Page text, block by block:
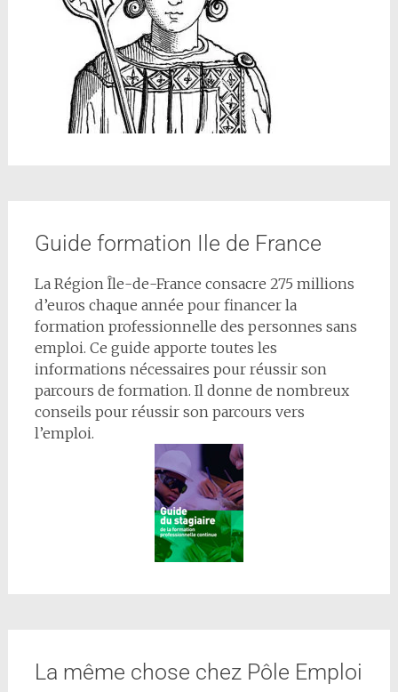
Guide formation Ile de France
La Région Île-de-France consacre 275 millions
d’euros chaque année pour financer la
formation professionnelle des personnes sans
emploi. Ce guide apporte toutes les
informations nécessaires pour réussir son
parcours de formation. Il donne de nombreux
conseils pour réussir son parcours vers
l’emploi.
La même chose chez Pôle Emploi